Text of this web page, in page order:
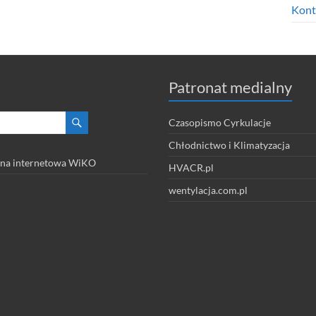
internetowa WiKO
Patronat medialny
Czasopismo Cyrkulacje
Chłodnictwo i Klimatyzacja
HVACR.pl
wentylacja.com.pl